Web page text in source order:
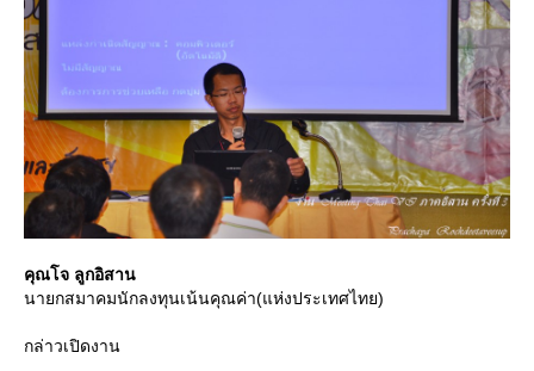
คุณโจ ลูกอิสาน
นายกสมาคมนักลงทุนเน้นคุณค่า(แห่งประเทศไทย)
กล่าวเปิดงาน